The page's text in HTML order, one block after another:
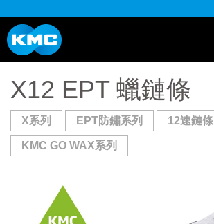
X12 EPT 蠟鏈條
X系列 EPT防鏽系列 12速鏈條
KMC GO WAX系列